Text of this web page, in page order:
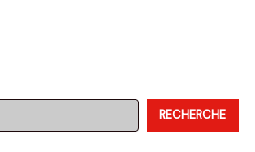
RECHERCHE